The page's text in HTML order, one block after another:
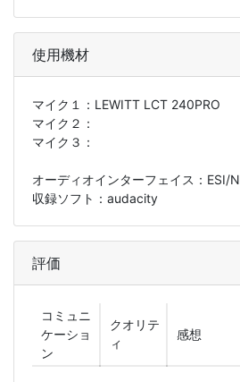
使用機材
マイク１： LEWITT LCT 240PRO
マイク２：
マイク３：
オーディオインターフェイス：ESI/
収録ソフト：audacity
評価
コミュニ
ケーショ
ン
クオリテ
ィ
感想